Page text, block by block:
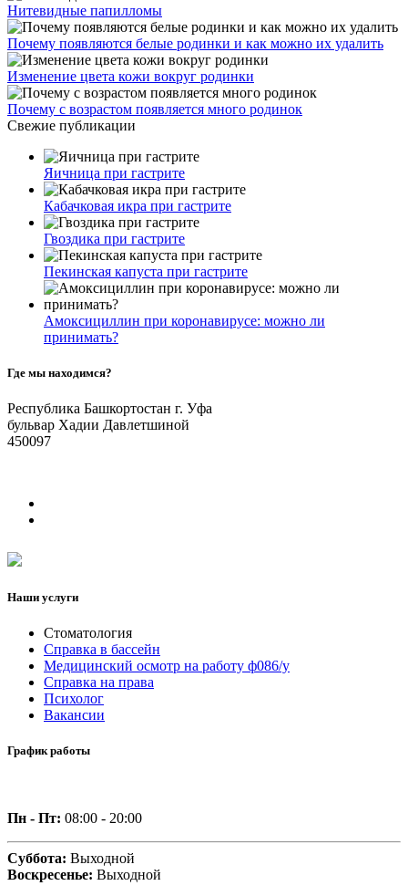
Нитевидные папилломы
Почему появляются белые родинки и как можно их удалить
Изменение цвета кожи вокруг родинки
Почему с возрастом появляется много родинок
Свежие публикации
Яичница при гастрите
Кабачковая икра при гастрите
Гвоздика при гастрите
Пекинская капуста при гастрите
Амоксициллин при коронавирусе: можно ли
принимать?
Где мы находимся?
Республика Башкортостан г. Уфа
бульвар Хадии Давлетшиной
450097
Наши услуги
Стоматология
Справка в бассейн
Медицинский осмотр на работу ф086/у
Справка на права
Психолог
Вакансии
График работы
Пн - Пт: 08:00 - 20:00
Суббота: Выходной
Воскресенье: Выходной